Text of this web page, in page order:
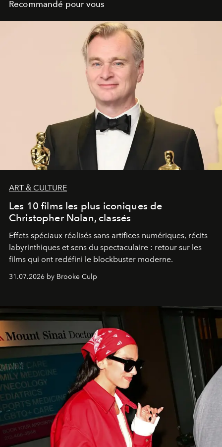
Recommandé pour vous
ART & CULTURE
Les 10 films les plus iconiques de
Christopher Nolan, classés
Effets spéciaux réalisés sans artifices numériques, récits
labyrinthiques et sens du spectaculaire : retour sur les
films qui ont redéfini le blockbuster moderne.
31.07.2026 by Brooke Culp